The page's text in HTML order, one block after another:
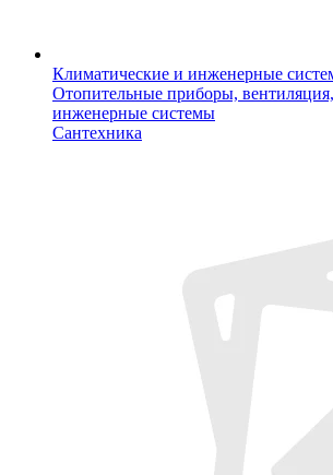
Климатические и инженерные
Отопительные приборы,
инженерные системы
Сантехника